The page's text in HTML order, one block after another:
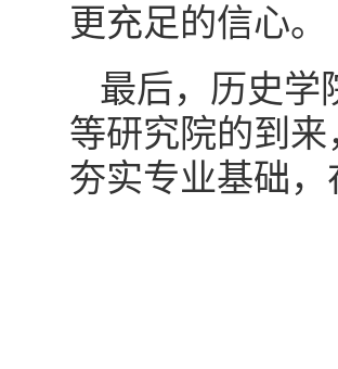
更充足的信心。
最后，历史学
等研究院的到
夯实专业基础